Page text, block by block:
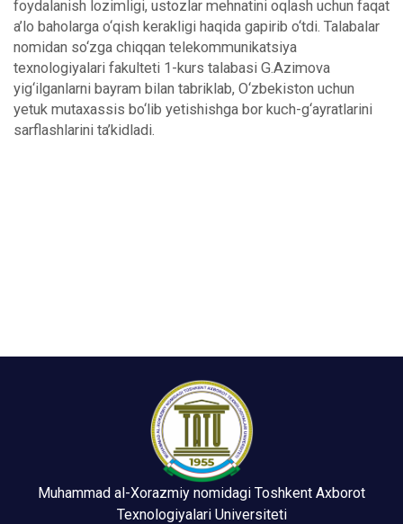
foydalanish lozimligi, ustozlar mehnatini oqlash uchun faqat
a’lo baholarga o‘qish kerakligi haqida gapirib o‘tdi. Talabalar
nomidan so‘zga chiqqan telekommunikatsiya
texnologiyalari fakulteti 1-kurs talabasi G.Azimova
yig‘ilganlarni bayram bilan tabriklab, O‘zbekiston uchun
yetuk mutaxassis bo‘lib yetishishga bor kuch-g‘ayratlarini
sarflashlarini ta’kidladi.
Muhammad al-Xorazmiy nomidagi Toshkent Axborot
Texnologiyalari Universiteti